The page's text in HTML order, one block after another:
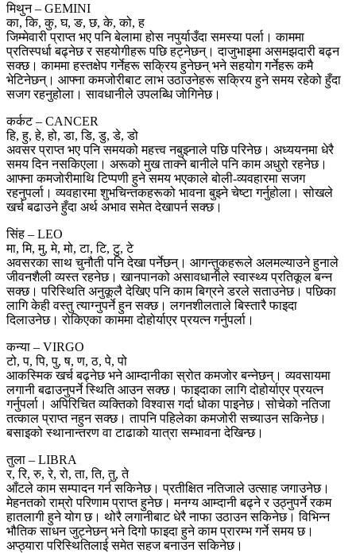
मिथुन – GEMINI
का, कि, कु, घ, ङ, छ, के, को, ह
जिम्मेवारी प्राप्त भए पनि बेलामा होस नपुर्याउँदा समस्या पर्ला। काममा
प्रतिस्पर्धा बढ्नेछ र सहयोगीहरू पछि हट्नेछन्। दाजुभाइमा असमझदारी बढ्न
सक्छ। काममा हस्तक्षेप गर्नेहरू सक्रिय हुनेछन् भने सहयोग गर्नेहरू कमै
भेटिनेछन्। आफ्ना कमजोरीबाट लाभ उठाउनेहरू सक्रिय हुने समय रहेको हुँदा
सजग रहनुहोला। सावधानीले उपलब्धि जाेगिनेछ।
कर्कट – CANCER
हि, हु, हे, हो, डा, डि, डु, डे, डो
अवसर प्राप्त भए पनि समयको महत्त्व नबुझ्नाले पछि परिनेछ। अध्ययनमा धेरै
समय दिन नसकिएला। अरूको मुख ताक्ने बानीले पनि काम अधुरो रहनेछ।
आफ्ना कमजोरीमाथि टिप्पणी हुने समय भएकाले बोली-व्यवहारमा सजग
रहनुपर्ला। व्यवहारमा शुभचिन्तकहरूको भावना बुझ्ने चेष्टा गर्नुहोला। सोखले
खर्च बढाउने हुँदा अर्थ अभाव समेत देखापर्न सक्छ।
सिंह – LEO
मा, मि, मु, मे, मो, टा, टि, टु, टे
अवसरका साथ चुनौती पनि देखा पर्नेछन्। आगन्तुकहरूले अलमल्याउने हुनाले
जीवनशैली व्यस्त रहनेछ। खानपानको असावधानीले स्वास्थ्य प्रतिकूल बन्न
सक्छ। परिस्थिति अनुकूलै देखिए पनि काम बिग्रने डरले सताउनेछ। पछिका
लागि केही वस्तु त्याग्नुपर्ने हुन सक्छ। लगनशीलताले बिस्तारै फाइदा
दिलाउनेछ। रोकिएका काममा दोहोर्याएर प्रयत्न गर्नुपर्ला।
कन्या – VIRGO
टो, प, पि, पु, ष, ण, ठ, पे, पो
आकस्मिक खर्च बढ्नेछ भने आम्दानीका स्रोत कमजोर बन्नेछन्। व्यवसायमा
लगानी बढाउनुपर्ने स्थिति आउन सक्छ। फाइदाका लागि दोहोर्याएर प्रयत्न
गर्नुपर्ला। अपिरिचित व्यक्तिको विश्वास गर्दा धोका पाइनेछ। सोचेको नतिजा
तत्काल प्राप्त नहुन सक्छ। तापनि पहिलेका कमजोरी सच्याउन सकिनेछ।
बसाइको स्थानान्तरण वा टाढाको यात्रा सम्भावना देखिन्छ।
तुला – LIBRA
र, रि, रु, रे, रो, ता, ति, तु, ते
आँटले काम सम्पादन गर्न सकिनेछ। प्रतीक्षित नतिजाले उत्साह जगाउनेछ।
मेहनतको राम्रो परिणाम प्राप्त हुनेछ। मनग्य आम्दानी बढ्ने र उठ्नुपर्ने रकम
हातलागी हुने योग छ। थोरै लगानीबाट धेरै नाफा उठाउन सकिनेछ। विभिन्न
भौतिक साधन जुट्नेछन् भने दिगो फाइदा हुने काम प्रारम्भ गर्ने समय छ।
अप्ठ्यारा परिस्थितिलाई समेत सहज बनाउन सकिनेछ।